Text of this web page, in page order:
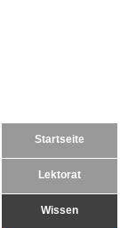
Startseite
Lektorat
Wissen